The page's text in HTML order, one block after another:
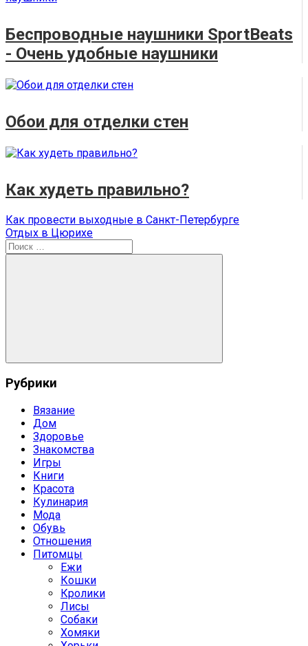
Беспроводные наушники SportBeats
- Очень удобные наушники
Обои для отделки стен
Как худеть правильно?
Навигация
по
записям
Предыдущая
запись:
Как провести выходные в Санкт-Петербурге
Следующая
запись:
Отдых в Цюрихе
Поиск
для:
Поиск
Рубрики
Вязание
Дом
Здоровье
Знакомства
Игры
Книги
Красота
Кулинария
Мода
Обувь
Отношения
Питомцы
Ежи
Кошки
Кролики
Лисы
Собаки
Хомяки